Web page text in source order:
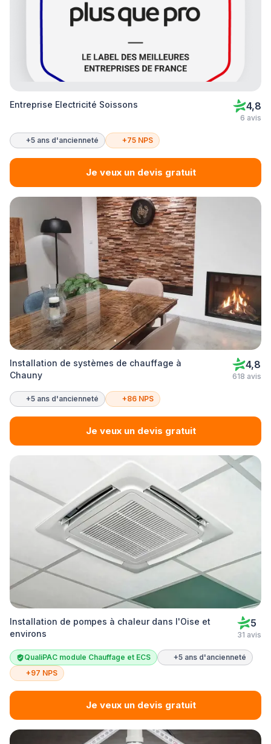
Entreprise Electricité Soissons 4,8
6 avis
+5 ans d'ancienneté +75 NPS
Je veux un devis gratuit
Installation de systèmes de chauffage à
Chauny
4,8
618 avis
+5 ans d'ancienneté +86 NPS
Je veux un devis gratuit
Installation de pompes à chaleur dans l'Oise et
environs
5
31 avis
QualiPAC module Chauffage et ECS
+5 ans d'ancienneté
+97 NPS
Je veux un devis gratuit